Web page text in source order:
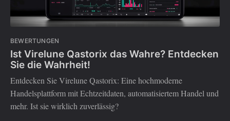
BEWERTUNGEN
Ist Virelune Qastorix das Wahre? Entdecken
Sie die Wahrheit!
Entdecken Sie Virelune Qastorix: Eine hochmoderne
Handelsplattform mit Echtzeitdaten, automatisiertem Handel und
mehr. Ist sie wirklich zuverlässig?